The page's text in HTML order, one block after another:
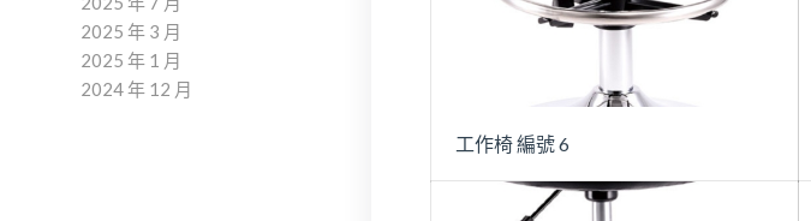
工作椅 編號 6
2025 年 3 月
2025 年 1 月
2024 年 12 月